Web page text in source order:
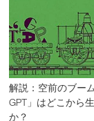
解説：空前のブー
GPT」はどこから
か？